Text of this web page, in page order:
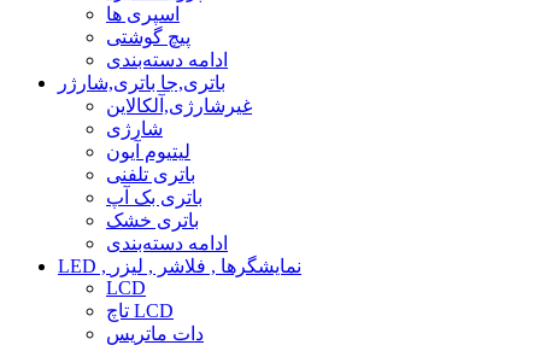
اسپری ها
پیچ گوشتی
ادامه دسته‌بندی
باتری,جا باتری,شارژر
غیرشارژی,آلکالاین
شارژی
لیتیوم آیون
باتری تلفنی
باتری بک آپ
باتری خشک
ادامه دسته‌بندی
LED , نمایشگرها , فلاشر , لیزر
LCD
تاچ LCD
دات ماتریس